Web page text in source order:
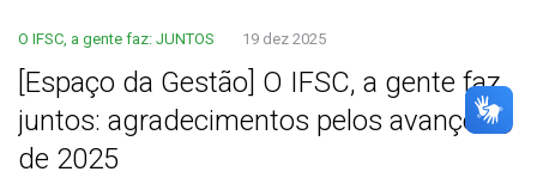
O IFSC, a gente faz: JUNTOS 19 dez 2025
[Espaço da Gestão] O IFSC, a gente faz
juntos: agradecimentos pelos avanços
de 2025